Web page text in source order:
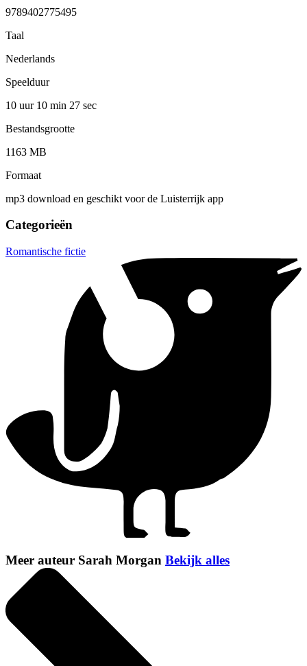
9789402775495
Taal
Nederlands
Speelduur
10 uur 10 min 27 sec
Bestandsgrootte
1163 MB
Formaat
mp3 download en geschikt voor de Luisterrijk app
Categorieën
Romantische fictie
Meer auteur Sarah Morgan Bekijk alles